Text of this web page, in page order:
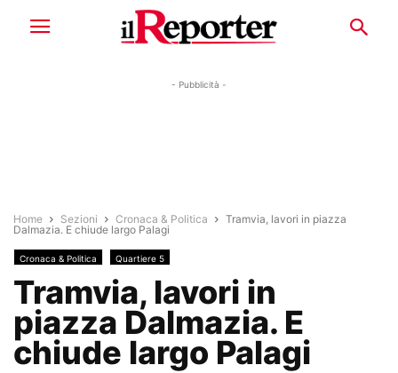
- Pubblicità -
Home Sezioni Cronaca & Politica
Tramvia, lavori in piazza
Dalmazia. E chiude largo Palagi
Cronaca & Politica Quartiere 5
Tramvia, lavori in
piazza Dalmazia. E
chiude largo Palagi